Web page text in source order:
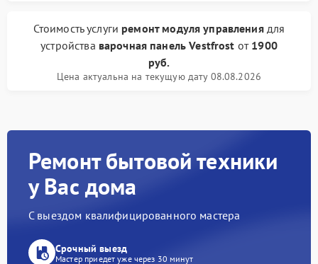
Стоимость услуги ремонт модуля управлениядля
устройства варочная панель Vestfrost от 1900
руб.
Цена актуальна на текущую дату 08.08.2026
Ремонт бытовой техники
у Вас дома
С выездом квалифицированного мастера
Срочный выезд
Мастер приедет уже через 30 минут